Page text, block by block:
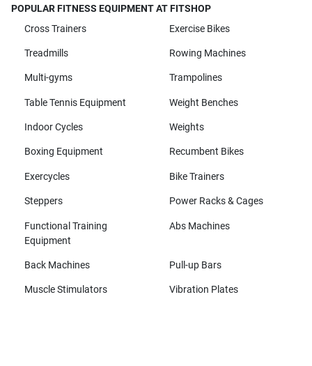
POPULAR FITNESS EQUIPMENT AT FITSHOP
Cross Trainers
Exercise Bikes
Treadmills Rowing Machines
Multi-gyms Trampolines
Table Tennis Equipment Weight Benches
Indoor Cycles Weights
Boxing Equipment Recumbent Bikes
Exercycles Bike Trainers
Steppers Power Racks & Cages
Functional Training
Equipment
Abs Machines
Back Machines Pull-up Bars
Muscle Stimulators Vibration Plates